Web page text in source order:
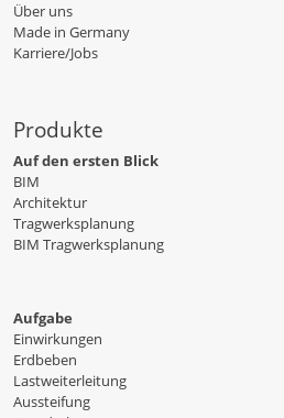
Über uns
Made in Germany
Karriere/Jobs
Produkte
Auf den ersten Blick
BIM
Architektur
Tragwerksplanung
BIM Tragwerksplanung
Aufgabe
Einwirkungen
Erdbeben
Lastweiterleitung
Aussteifung